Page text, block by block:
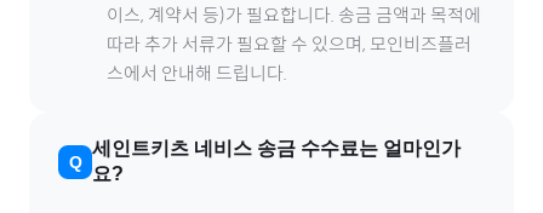
이스, 계약서 등)가 필요합니다. 송금 금액과 목적에
따라 추가 서류가 필요할 수 있으며, 모인비즈플러
스에서 안내해 드립니다.
세인트키츠 네비스 송금 수수료는 얼마인가
요?